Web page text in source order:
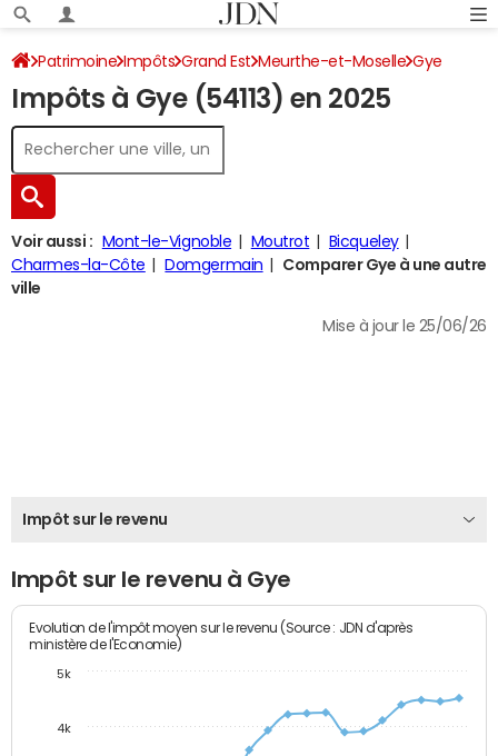
Patrimoine Impôts Grand Est Meurthe-et-Moselle Gye
Impôt sur le revenu
Impôts à Gye (54113) en 2025
Voir aussi : Mont-le-Vignoble Moutrot
Bicqueley
Charmes-la-Côte
Domgermain
Comparer Gye à une autre
ville
Mise à jour le 25/06/26
Impôt sur le revenu
Impôt sur le revenu à Gye
Evolution de l'impôt moyen sur le revenu (Source : JDN d'après
ministère de l'Economie)
4k
5k